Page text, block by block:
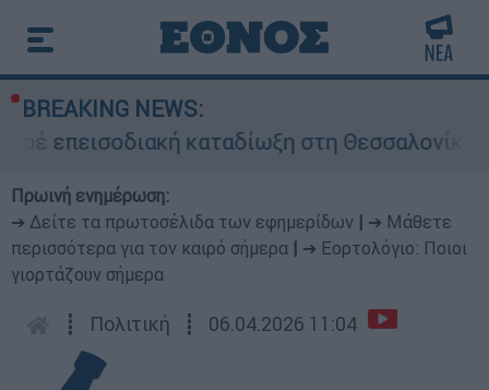
BREAKING NEWS:
καταδίωξη στη Θεσσαλονίκη –
Πρωινή ενημέρωση:
➔ Δείτε τα πρωτοσέλιδα των εφημερίδων
➔ Μάθετε
περισσότερα για τον καιρό σήμερα
➔ Εορτολόγιο: Ποιοι
γιορτάζουν σήμερα
┋ Πολιτική ┋ 06.04.2026 11:04